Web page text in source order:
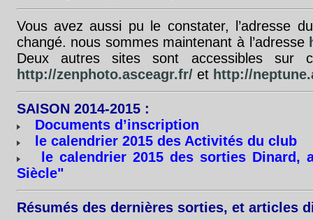
Vous avez aussi pu le constater, l’adresse
changé. nous sommes maintenant à l’adresse
Deux autres sites sont accessibles sur
http://zenphoto.asceagr.fr/et http://
SAISON 2014-2015 :
Documents d’inscription
le calendrier 2015 des Activités du club
le calendrier 2015 des sorties Dinard,
Siècle"
Résumés des dernières sorties, et articles